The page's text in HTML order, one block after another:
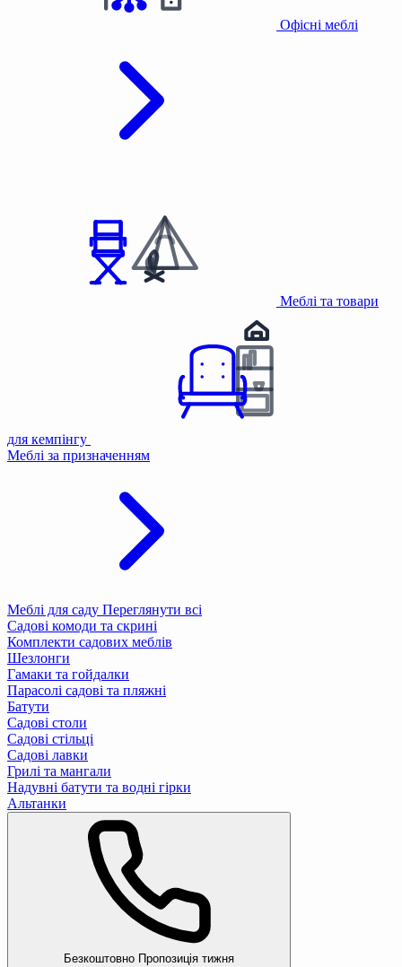
Офісні меблі
Меблі та товари
для кемпінгу
Меблі за призначенням
Меблі для саду Переглянути всі
Садові комоди та скрині
Комплекти садових меблів
Шезлонги
Гамаки та гойдалки
Парасолі садові та пляжні
Батути
Садові столи
Садові стільці
Садові лавки
Грилі та мангали
Надувні батути та водні гірки
Альтанки
Безкоштовно Пропозиція тижня